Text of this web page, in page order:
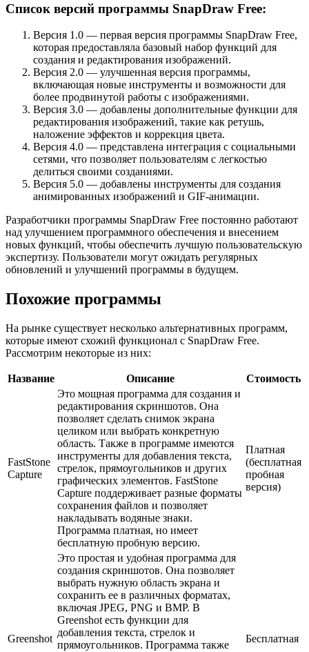
Список версий программы SnapDraw Free:
Версия 1.0 — первая версия программы SnapDraw Free,
которая предоставляла базовый набор функций для
создания и редактирования изображений.
Версия 2.0 — улучшенная версия программы,
включающая новые инструменты и возможности для
более продвинутой работы с изображениями.
Версия 3.0 — добавлены дополнительные функции для
редактирования изображений, такие как ретушь,
наложение эффектов и коррекция цвета.
Версия 4.0 — представлена интеграция с социальными
сетями, что позволяет пользователям с легкостью
делиться своими созданиями.
Версия 5.0 — добавлены инструменты для создания
анимированных изображений и GIF-анимации.
Разработчики программы SnapDraw Free постоянно работают
над улучшением программного обеспечения и внесением
новых функций, чтобы обеспечить лучшую пользовательскую
экспертизу. Пользователи могут ожидать регулярных
обновлений и улучшений программы в будущем.
Похожие программы
На рынке существует несколько альтернативных программ,
которые имеют схожий функционал с SnapDraw Free.
Рассмотрим некоторые из них:
Название Описание Стоимость
FastStone
Capture
Это мощная программа для создания и
редактирования скриншотов. Она
позволяет сделать снимок экрана
целиком или выбрать конкретную
область. Также в программе имеются
инструменты для добавления текста,
стрелок, прямоугольников и других
графических элементов. FastStone
Capture поддерживает разные форматы
сохранения файлов и позволяет
накладывать водяные знаки.
Программа платная, но имеет
бесплатную пробную версию.
Платная
(бесплатная
пробная
версия)
Greenshot
Это простая и удобная программа для
создания скриншотов. Она позволяет
выбрать нужную область экрана и
сохранить ее в различных форматах,
включая JPEG, PNG и BMP. В
Greenshot есть функции для
добавления текста, стрелок и
прямоугольников. Программа также
Бесплатная